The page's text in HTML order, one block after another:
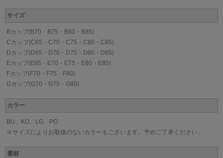
サイズ
Bカップ(B70・B75・B80・B85)
Cカップ(C65・C70・C75・C80・C85)
Dカップ(D65・D70・D75・D80・D85)
Eカップ(E65・E70・E75・E80・E85)
Fカップ(F70・F75・F80)
Gカップ(G70・G75・G80)
カラー
BU、KO、LG、PO
※サイズによりお取扱のないカラーもございます。予めご了承ください。
素材